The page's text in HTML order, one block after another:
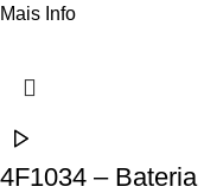
Mais Info
4F1034 –